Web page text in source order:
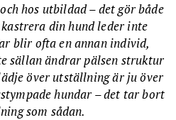
hos utbildad – det gör både
din hund leder inte
blir ofta en annan individ,
sällan ändrar pälsen struktur
över utställning är ju över
hundar – det tar bort
som sådan.